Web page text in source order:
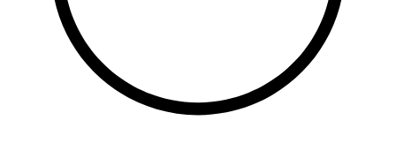
Баулы
107,5 FM
Биләр